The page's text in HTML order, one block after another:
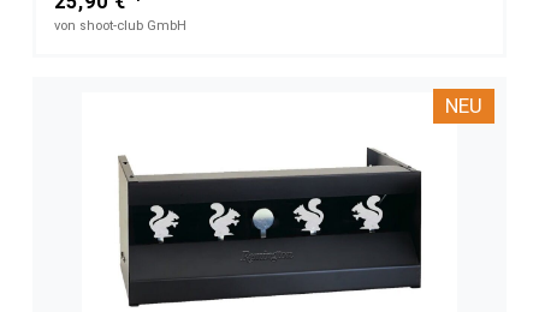
von shoot-club GmbH
NEU